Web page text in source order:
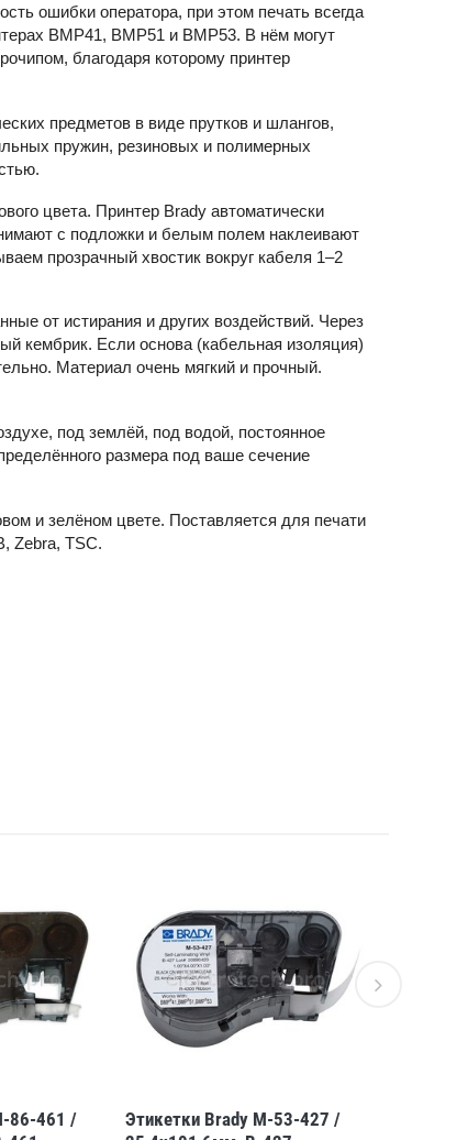
ошибки оператора, при этом печать всегда
BMP41, BMP51 и BMP53. В нём могут
благодаря которому принтер
предметов в виде прутков и шлангов,
пружин, резиновых и полимерных
цвета. Принтер Brady автоматически
с подложки и белым полем наклеивают
прозрачный хвостик вокруг кабеля 1–2
от истирания и других воздействий. Через
кембрик. Если основа (кабельная изоляция)
Материал очень мягкий и прочный.
под землёй, под водой, постоянное
размера под ваше сечение
и зелёном цвете. Поставляется для печати
Zebra, TSC.
86-461 /
Этикетки Brady M-53-427 /